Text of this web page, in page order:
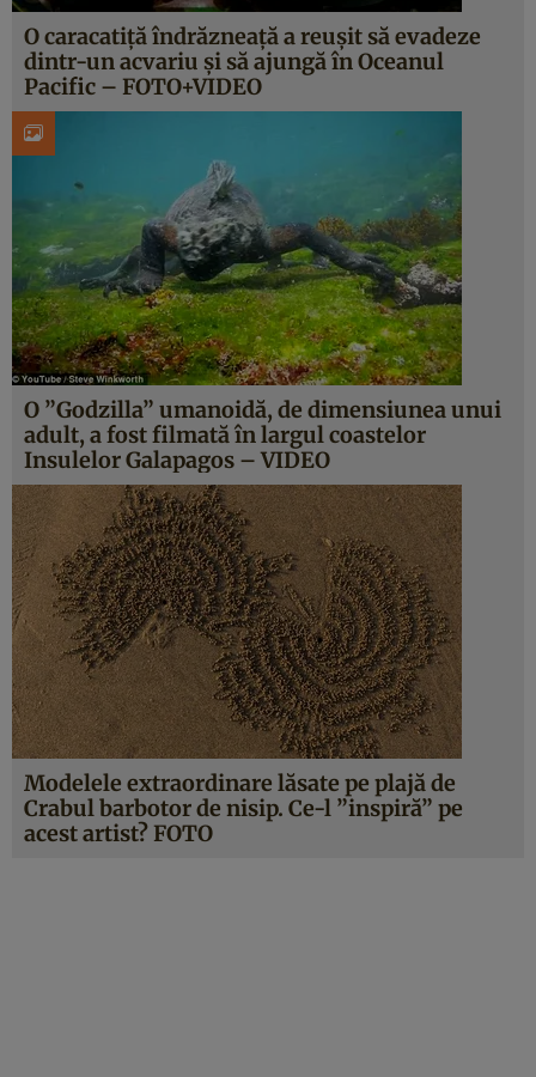
O caracatiţă îndrăzneaţă a reuşit să evadeze
dintr-un acvariu şi să ajungă în Oceanul
Pacific – FOTO+VIDEO
O ”Godzilla” umanoidă, de dimensiunea unui
adult, a fost filmată în largul coastelor
Insulelor Galapagos – VIDEO
Modelele extraordinare lăsate pe plajă de
Crabul barbotor de nisip. Ce-l ”inspiră” pe
acest artist? FOTO